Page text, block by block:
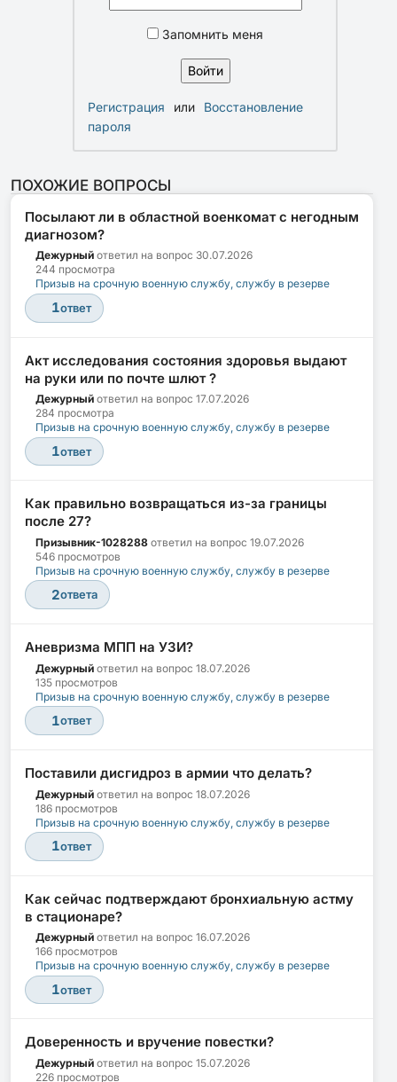
Запомнить меня
Регистрация или
Восстановление
пароля
ПОХОЖИЕ ВОПРОСЫ
Посылают ли в областной военкомат с негодным
диагнозом?
Дежурный ответил на вопрос 30.07.2026
244 просмотра
Призыв на срочную военную службу, службу в резерве
1ответ
Акт исследования состояния здоровья выдают
на руки или по почте шлют ?
Дежурный ответил на вопрос 17.07.2026
284 просмотра
Призыв на срочную военную службу, службу в резерве
1ответ
Как правильно возвращаться из-за границы
после 27?
Призывник-1028288 ответил на вопрос 19.07.2026
546 просмотров
Призыв на срочную военную службу, службу в резерве
2ответа
Аневризма МПП на УЗИ?
Дежурный ответил на вопрос 18.07.2026
135 просмотров
Призыв на срочную военную службу, службу в резерве
1ответ
Поставили дисгидроз в армии что делать?
Дежурный ответил на вопрос 18.07.2026
186 просмотров
Призыв на срочную военную службу, службу в резерве
1ответ
Как сейчас подтверждают бронхиальную астму
в стационаре?
Дежурный ответил на вопрос 16.07.2026
166 просмотров
Призыв на срочную военную службу, службу в резерве
1ответ
Доверенность и вручение повестки?
Дежурный ответил на вопрос 15.07.2026
226 просмотров